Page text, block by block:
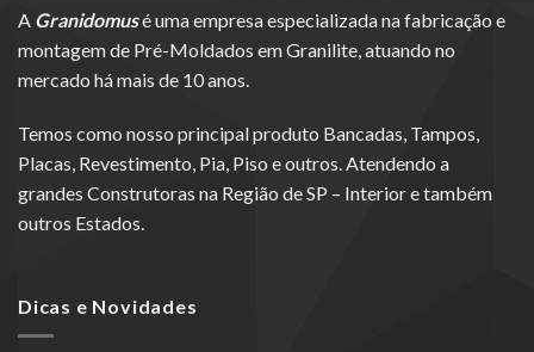
A Granidomusé uma empresa especializada na fabricação e
montagem de Pré-Moldados em Granilite, atuando no
mercado há mais de 10 anos.
Temos como nosso principal produto Bancadas, Tampos,
Placas, Revestimento, Pia, Piso e outros. Atendendo a
grandes Construtoras na Região de SP – Interior e também
outros Estados.
Dicas e Novidades